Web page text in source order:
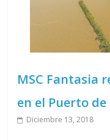
MSC Fantasia
en el Puerto
Diciembre 13, 2018